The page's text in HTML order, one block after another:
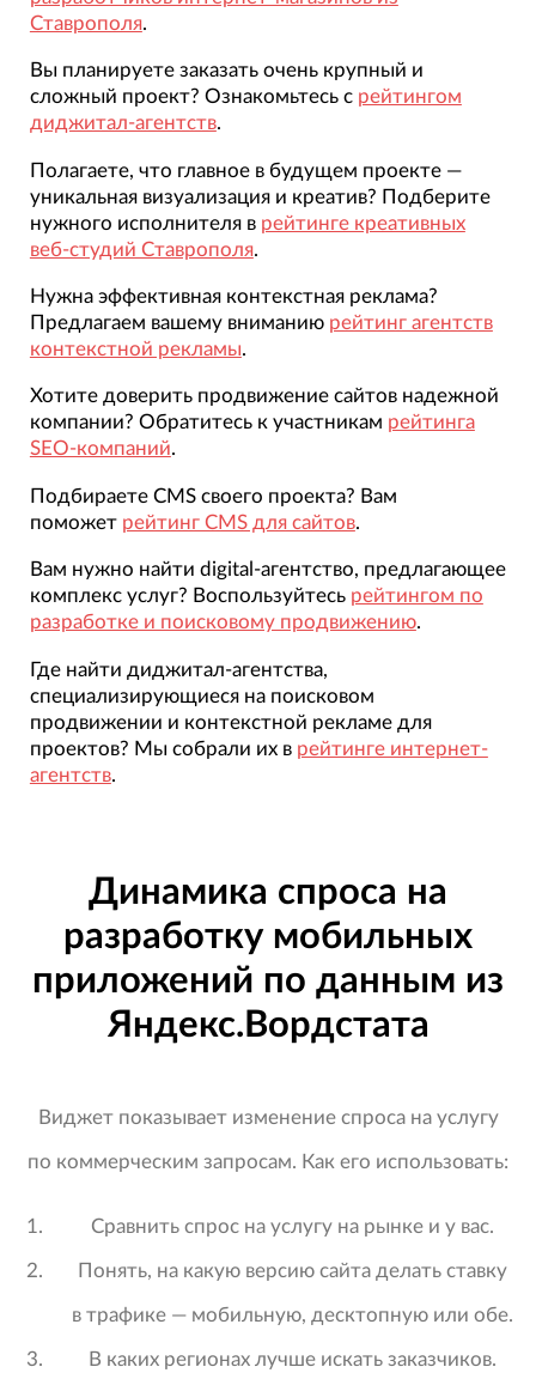
Ставрополя.
Вы планируете заказать очень крупный и
сложный проект? Ознакомьтесь с рейтингом
диджитал-агентств.
Полагаете, что главное в будущем проекте —
уникальная визуализация и креатив? Подберите
нужного исполнителя в рейтинге креативных
веб-студий Ставрополя.
Нужна эффективная контекстная реклама?
Предлагаем вашему вниманию рейтинг агентств
контекстной рекламы.
Хотите доверить продвижение сайтов надежной
компании? Обратитесь к участникам рейтинга
SEO-компаний.
Подбираете CMS своего проекта? Вам
поможет рейтинг CMS для сайтов.
Вам нужно найти digital-агентство, предлагающее
комплекс услуг? Воспользуйтесь рейтингом по
разработке и поисковому продвижению.
Где найти диджитал-агентства,
специализирующиеся на поисковом
продвижении и контекстной рекламе для
проектов? Мы собрали их в рейтинге интернет-
агентств.
Динамика спроса на
разработку мобильных
приложений по данным из
Яндекс.Вордстата
Виджет показывает изменение спроса на услугу
по коммерческим запросам. Как его использовать:
Сравнить спрос на услугу на рынке и у вас.
Понять, на какую версию сайта делать ставку
в трафике — мобильную, десктопную или обе.
В каких регионах лучше искать заказчиков.